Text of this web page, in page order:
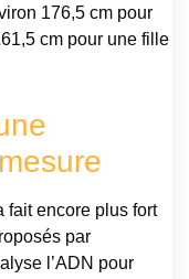
176,5 cm pour
cm pour une fille
fait encore plus fort
par
l’ADN pour